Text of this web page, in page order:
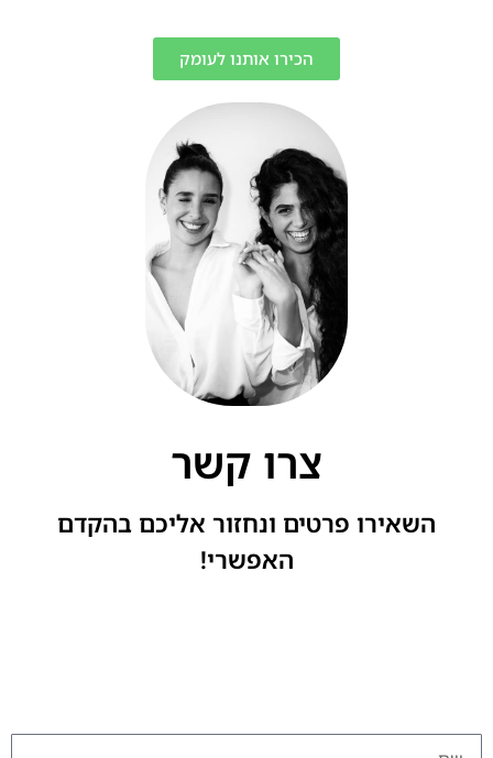
הכירו אותנו לעומק
צרו קשר
השאירו פרטים ונחזור אליכם בהקדם
האפשרי!